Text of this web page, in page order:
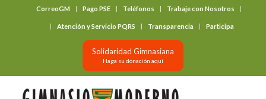
CorreoGM Pago PSE Teléfonos Trabaje con Nosotros
Atención y Servicio PQRS Transparencia Participa
Solidaridad Gimnasiana
Haga su donación aquí